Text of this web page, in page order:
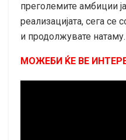
преголемите амбиции
реализацијата, сега се
и продолжувате натаму.
МОЖЕБИ ЌЕ ВЕ